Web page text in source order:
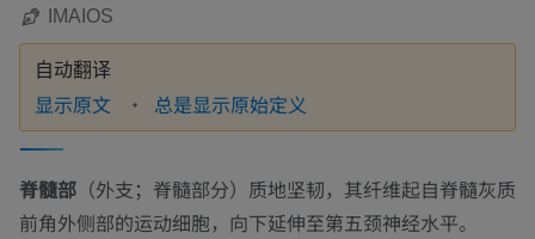
IMAIOS
自动翻译
显示原文 总是显示原始定义
脊髓部 （外支；脊髓部分）质地坚韧，其纤维起自脊髓灰质
前角外侧部的运动细胞，向下延伸至第五颈神经水平。